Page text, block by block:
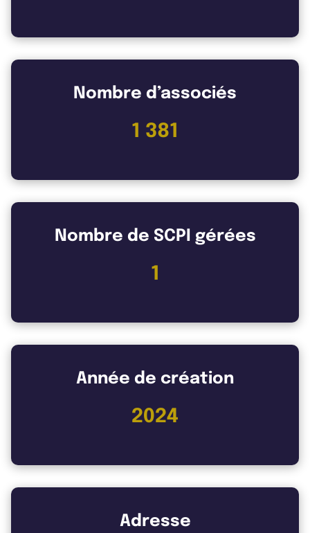
Nombre d’associés
1 381
Nombre de SCPI gérées
1
Année de création
2024
Adresse